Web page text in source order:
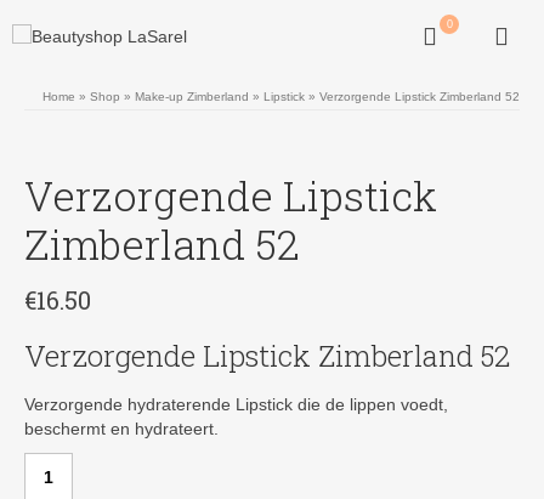
0
Home » Shop » Make-up Zimberland » Lipstick » Verzorgende Lipstick Zimberland 52
Verzorgende Lipstick
Zimberland 52
€16.50
Verzorgende Lipstick Zimberland 52
Verzorgende hydraterende Lipstick die de lippen voedt,
beschermt en hydrateert.
Lipstick